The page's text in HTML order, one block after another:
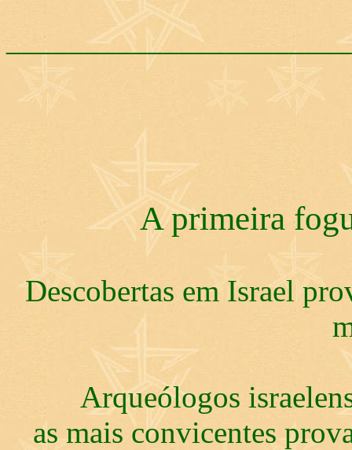
A primeira
Descobertas em Israel
Arqueólogos
as mais convicentes